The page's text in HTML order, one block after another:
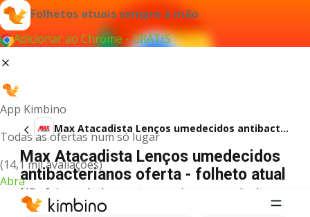
Folhetos atuais sempre à mão
Adicionar ao Chrome - GRÁTIS
App Kimbino
Todas as ofertas num só lugar
(14,1 mil avaliações)
Abra
Max Atacadista Lenços umedecidos antibacterianos
Max Atacadista Lenços umedecidos
antibacterianos oferta - folheto atual
Não foi possível encontrar quaisquer resultados
para este termo.